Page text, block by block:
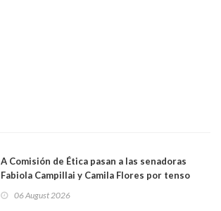
A Comisión de Ética pasan a las senadoras
Fabiola Campillai y Camila Flores por tenso
06 August 2026